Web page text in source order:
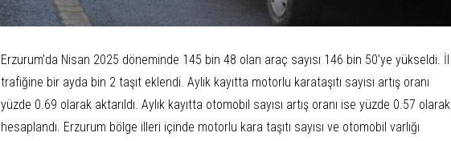
Erzurum’da Nisan 2025 döneminde 145 bin 48 olan araç sayısı 146 bin 50’ye yükseldi. İl
trafiğine bir ayda bin 2 taşıt eklendi. Aylık kayıtta motorlu karataşıtı sayısı artış oranı
yüzde 0.69 olarak aktarıldı. Aylık kayıtta otomobil sayısı artış oranı ise yüzde 0.57 olarak
hesaplandı. Erzurum bölge illeri içinde motorlu kara taşıtı sayısı ve otomobil varlığı